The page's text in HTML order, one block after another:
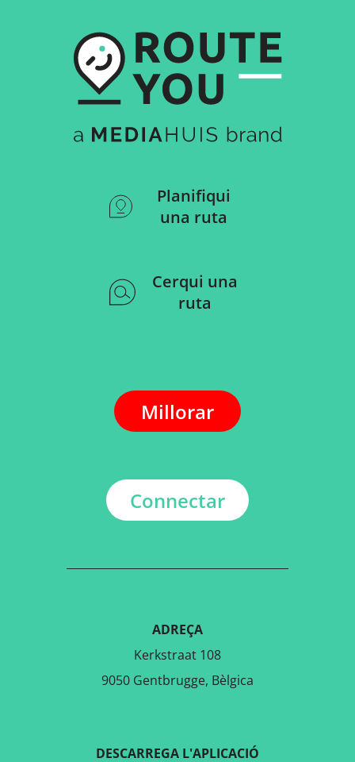
Planifiqui
una ruta
Cerqui una
ruta
Millorar
Connectar
ADREÇA
Kerkstraat 108
9050 Gentbrugge, Bèlgica
DESCARREGA L'APLICACIÓ